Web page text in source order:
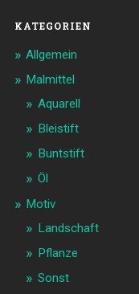
KATEGORIEN
Allgemein
Malmittel
Aquarell
Bleistift
Buntstift
Öl
Motiv
Landschaft
Pflanze
Sonst